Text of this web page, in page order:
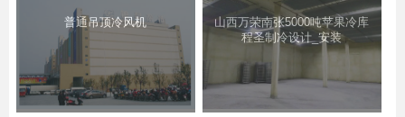
普通吊顶冷风机
山西万荣南张5000吨苹果冷库
程圣制冷设计_安装